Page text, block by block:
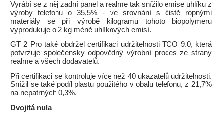
Vyrábí se z něj zadní panel a realme tak snížilo emise uhlíku z
výroby telefonu o 35,5% - ve srovnání s čistě ropnými
materiály se při výrobě kilogramu tohoto biopolymeru
vyprodukuje o 2 kg méně uhlíkových emisí.
GT 2 Pro také obdržel certifikaci udržitelnosti TCO 9.0, která
potvrzuje společensky odpovědný výrobní proces ze strany
realme a všech dodavatelů.
Při certifikaci se kontroluje více než 40 ukazatelů udržitelnosti.
Snížil se také podíl plastu použitého v obalu telefonu, z 21,7%
na nepatrných 0,3%.
Dvojitá nula